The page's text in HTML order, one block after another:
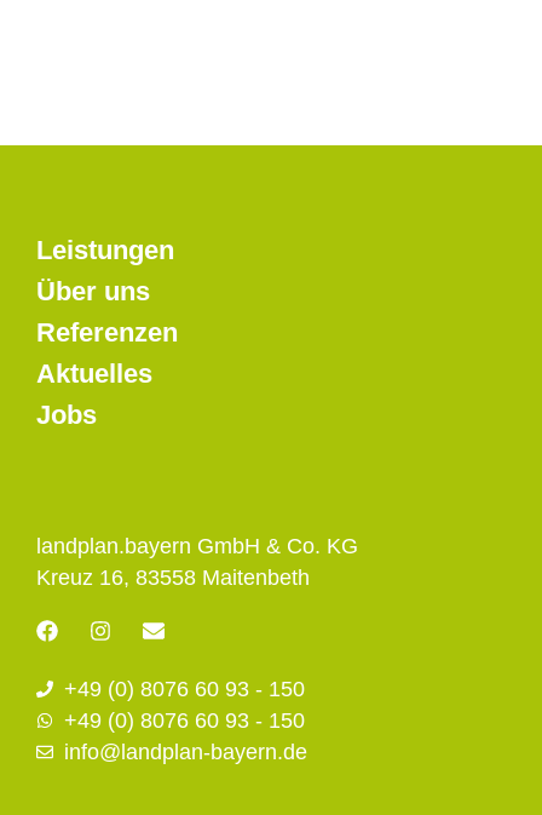
landplan.bayern GmbH & Co. KG
Kreuz 16, 83558 Maitenbeth
F
a
e
b
o
o
I
n
t
a
g
r
E
e
l
o
p
+49 (0) 8076 60 93 - 150
+49 (0) 8076 60 93 - 150
info@landplan-bayern.de
Leistungen
Über uns
Referenzen
Aktuelles
Jobs